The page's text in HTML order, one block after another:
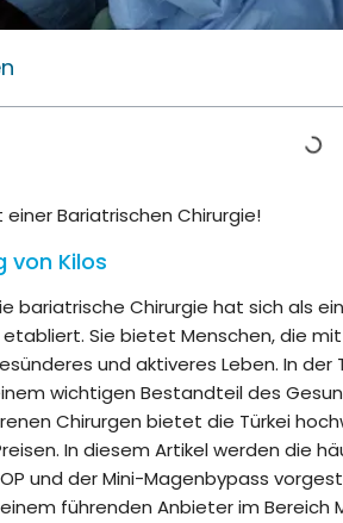
einer Bariatrischen Chirurgie!
von Kilos
bariatrische Chirurgie hat sich als
Sie bietet Menschen, die
und aktiveres Leben. In
wichtigen Bestandteil des
Chirurgen bietet die Türkei
In diesem Artikel werden die
und der Mini-Magenbypass
führenden Anbieter im Bereich